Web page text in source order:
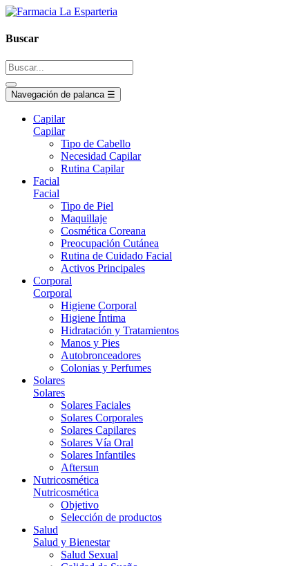
Buscar
Navegación de palanca ☰
Capilar
Capilar
Tipo de Cabello
Necesidad Capilar
Rutina Capilar
Facial
Facial
Tipo de Piel
Maquillaje
Cosmética Coreana
Preocupación Cutánea
Rutina de Cuidado Facial
Activos Principales
Corporal
Corporal
Higiene Corporal
Higiene Íntima
Hidratación y Tratamientos
Manos y Pies
Autobronceadores
Colonias y Perfumes
Solares
Solares
Solares Faciales
Solares Corporales
Solares Capilares
Solares Vía Oral
Solares Infantiles
Aftersun
Nutricosmética
Nutricosmética
Objetivo
Selección de productos
Salud
Salud y Bienestar
Salud Sexual